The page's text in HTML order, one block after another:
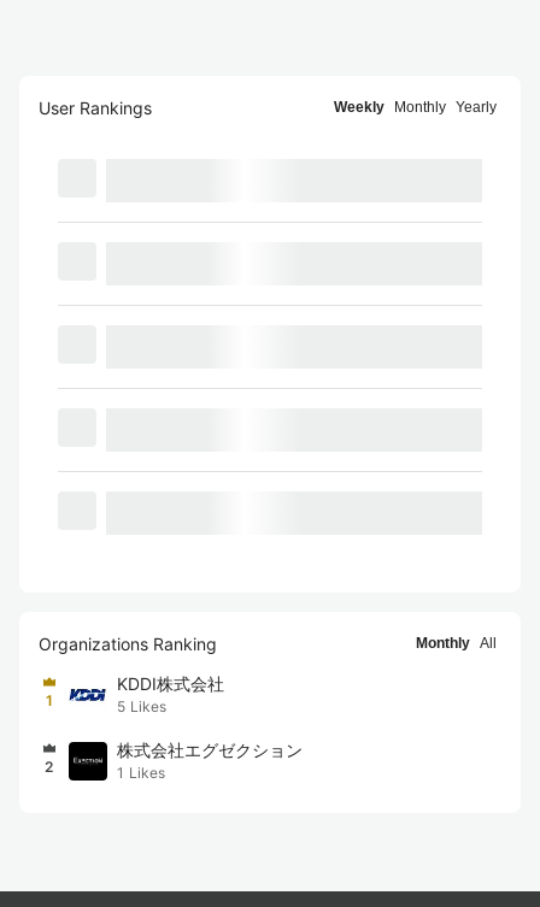
User Rankings Weekly Monthly Yearly
Organizations Ranking Monthly All
1
KDDI株式会社
5 Likes
2
株式会社エグゼクション
1 Likes